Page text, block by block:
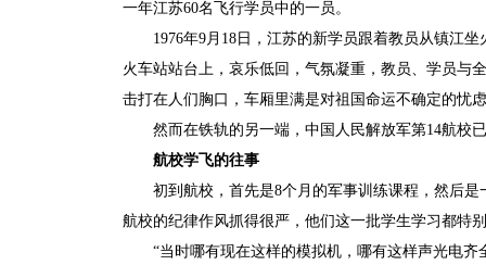
一年江苏60名飞行学员中的一员。
1976年9月18日，江苏的新学员跟着教员从镇江
火车站站台上，哀乐低回，气氛凝重，教员、学员与
击打在人们胸口，车厢里满是对祖国命运不确定的忧
然而在铁轨的另一端，中国人民解放军第14航校
航校学飞的往事
初到航校，首先是8个月的军事训练课程，然后
航校的纪律作风抓得很严，他们这一批学生学习都特
“当时哪有现在这样的模拟机，哪有这样声光电